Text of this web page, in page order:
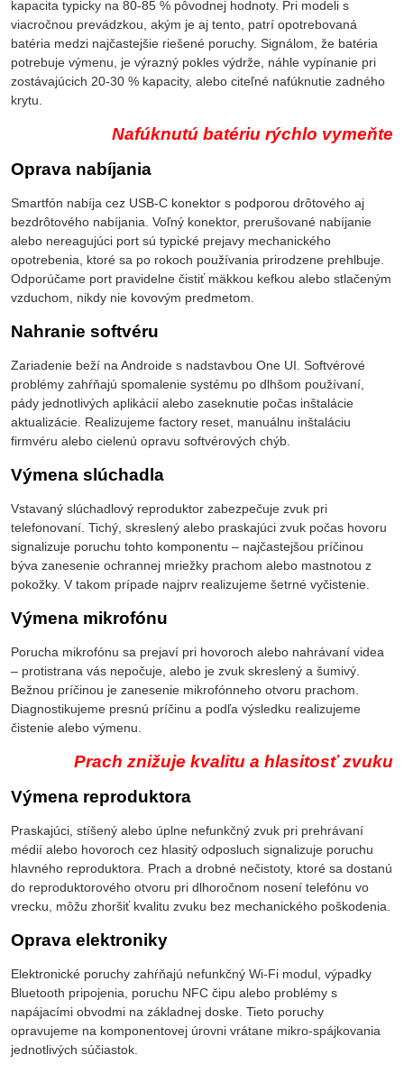
kapacita typicky na 80-85 % pôvodnej hodnoty. Pri modeli s
viacročnou prevádzkou, akým je aj tento, patrí opotrebovaná
batéria medzi najčastejšie riešené poruchy. Signálom, že batéria
potrebuje výmenu, je výrazný pokles výdrže, náhle vypínanie pri
zostávajúcich 20-30 % kapacity, alebo citeľné nafúknutie zadného
krytu.
Nafúknutú batériu rýchlo vymeňte
Oprava nabíjania
Smartfón nabíja cez USB-C konektor s podporou drôtového aj
bezdrôtového nabíjania. Voľný konektor, prerušované nabíjanie
alebo nereagujúci port sú typické prejavy mechanického
opotrebenia, ktoré sa po rokoch používania prirodzene prehlbuje.
Odporúčame port pravidelne čistiť mäkkou kefkou alebo stlačeným
vzduchom, nikdy nie kovovým predmetom.
Nahranie softvéru
Zariadenie beží na Androide s nadstavbou One UI. Softvérové
problémy zahŕňajú spomalenie systému po dlhšom používaní,
pády jednotlivých aplikácií alebo zaseknutie počas inštalácie
aktualizácie. Realizujeme factory reset, manuálnu inštaláciu
firmvéru alebo cielenú opravu softvérových chýb.
Výmena slúchadla
Vstavaný slúchadlový reproduktor zabezpečuje zvuk pri
telefonovaní. Tichý, skreslený alebo praskajúci zvuk počas hovoru
signalizuje poruchu tohto komponentu – najčastejšou príčinou
býva zanesenie ochrannej mriežky prachom alebo mastnotou z
pokožky. V takom prípade najprv realizujeme šetrné vyčistenie.
Výmena mikrofónu
Porucha mikrofónu sa prejaví pri hovoroch alebo nahrávaní videa
– protistrana vás nepočuje, alebo je zvuk skreslený a šumivý.
Bežnou príčinou je zanesenie mikrofónneho otvoru prachom.
Diagnostikujeme presnú príčinu a podľa výsledku realizujeme
čistenie alebo výmenu.
Prach znižuje kvalitu a hlasitosť zvuku
Výmena reproduktora
Praskajúci, stíšený alebo úplne nefunkčný zvuk pri prehrávaní
médií alebo hovoroch cez hlasitý odposluch signalizuje poruchu
hlavného reproduktora. Prach a drobné nečistoty, ktoré sa dostanú
do reproduktorového otvoru pri dlhoročnom nosení telefónu vo
vrecku, môžu zhoršiť kvalitu zvuku bez mechanického poškodenia.
Oprava elektroniky
Elektronické poruchy zahŕňajú nefunkčný Wi-Fi modul, výpadky
Bluetooth pripojenia, poruchu NFC čipu alebo problémy s
napájacími obvodmi na základnej doske. Tieto poruchy
opravujeme na komponentovej úrovni vrátane mikro-spájkovania
jednotlivých súčiastok.